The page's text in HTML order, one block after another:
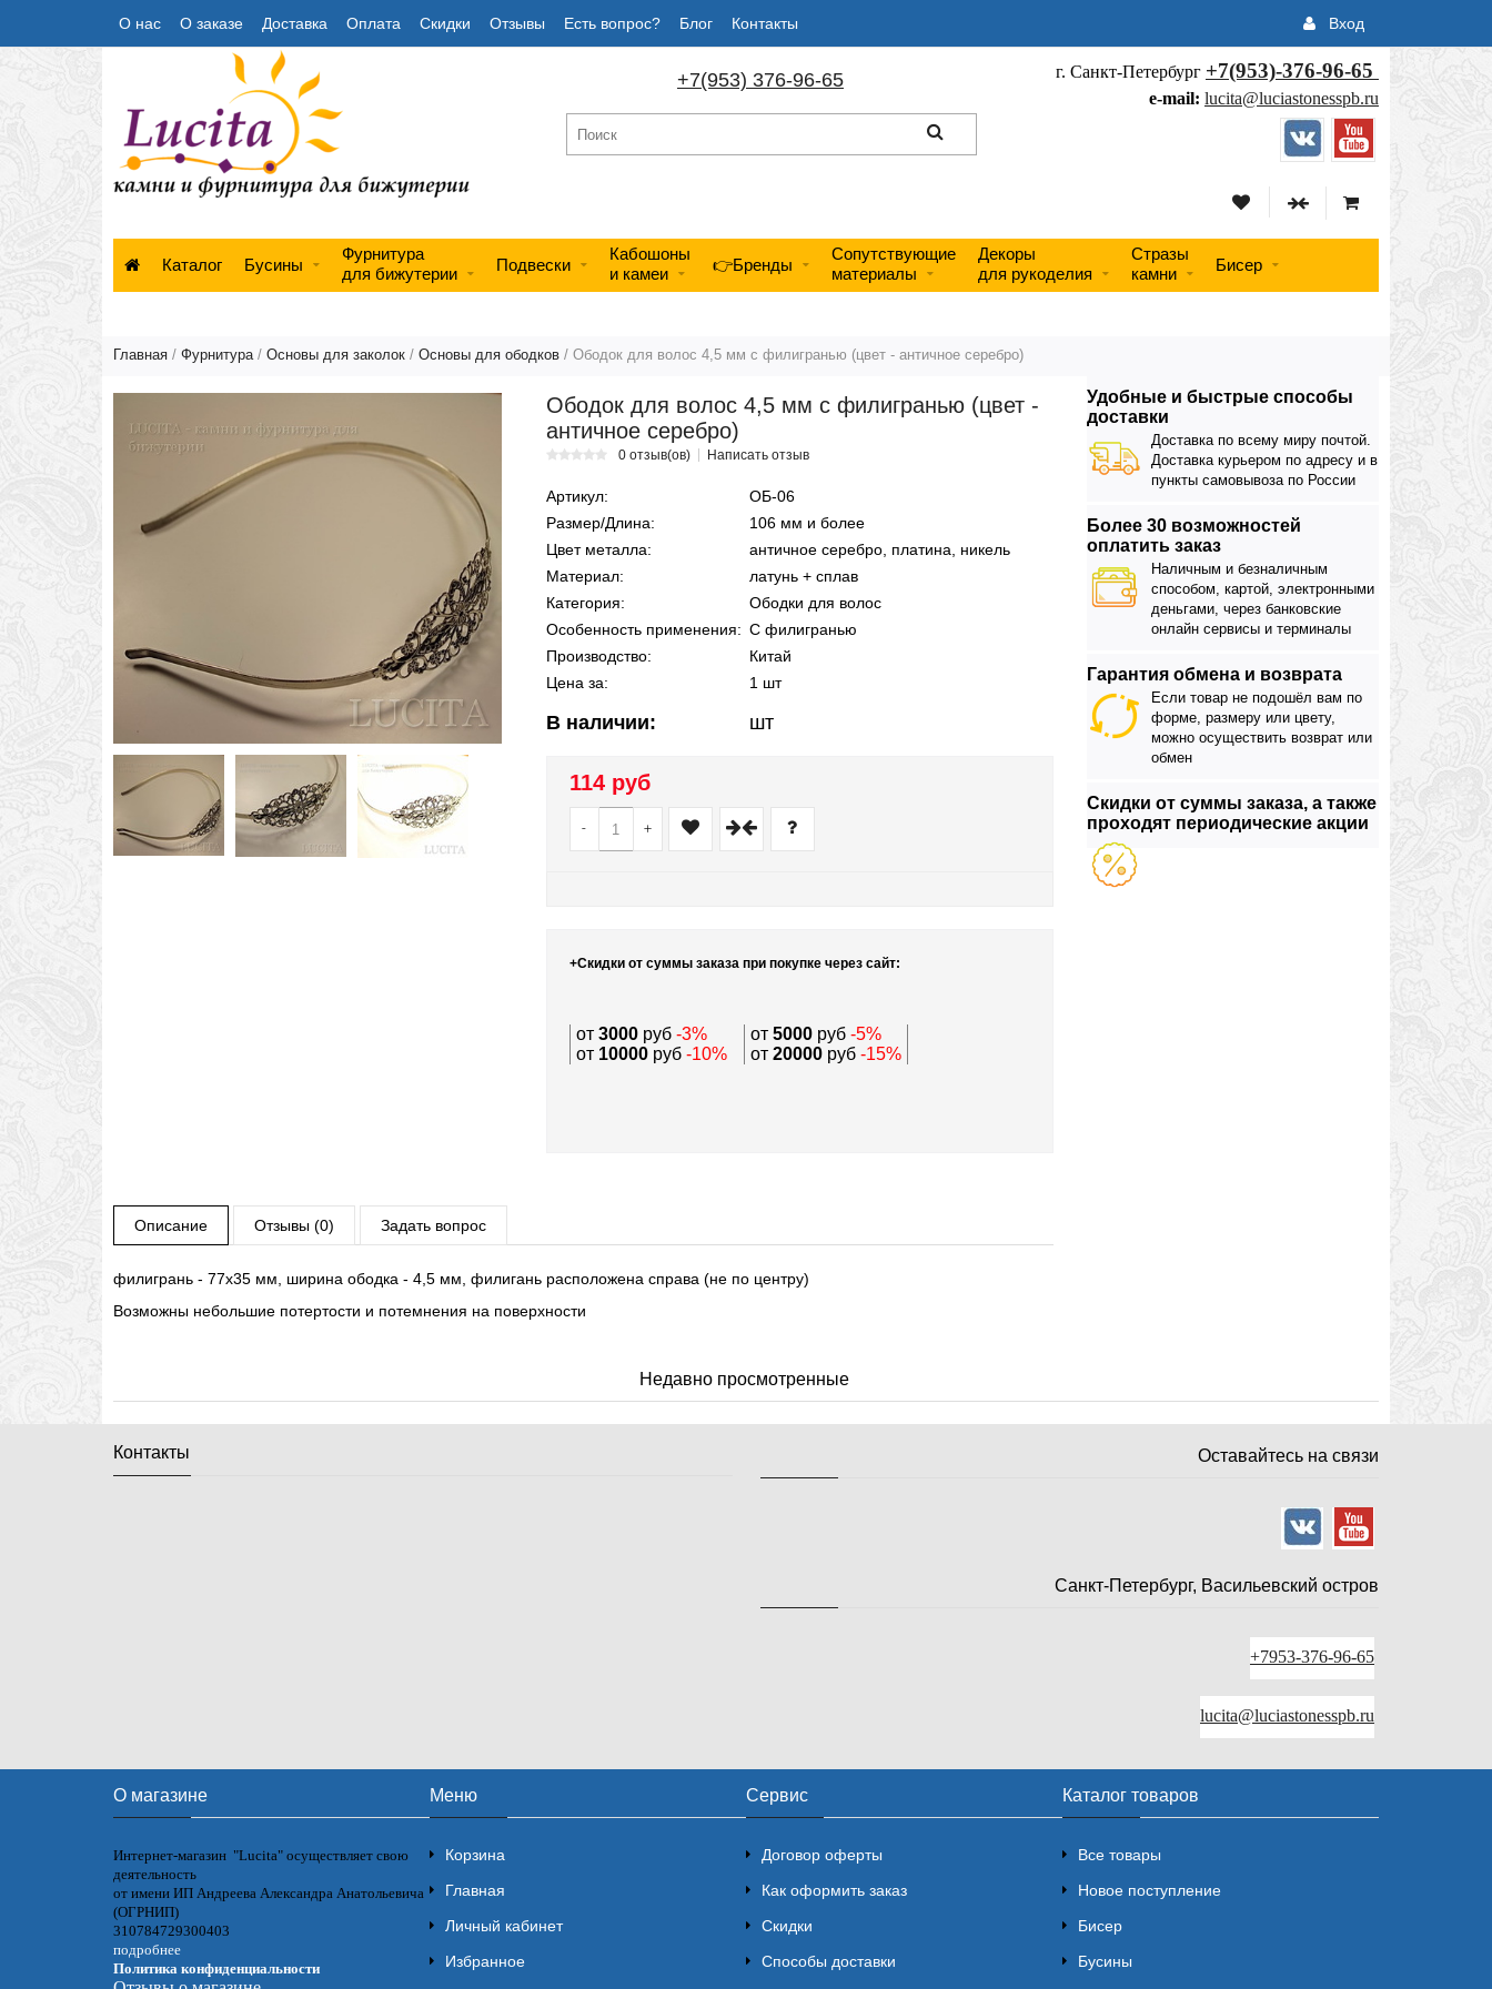
О нас О заказе Доставка Оплата Скидки Отзывы Есть вопрос? Блог Контакты Вход
г. Санкт-Петербург +7(953)-376-96-65
e-mail: lucita@luciastonesspb.ru
+7(953) 376-96-65
Каталог Бусины
Фурнитура
для бижутерии
Подвески
Кабошоны
и камеи
👉Бренды
Сопутствующие
материалы
Декоры
для рукоделия
Стразы
камни
Бисер
Главная / Фурнитура/ Основы для заколок / Основы для ободков / Ободок для волос 4,5 мм с филигранью (цвет - античное серебро)
Удобные и быстрые способы
доставки
Доставка по всему миру почтой.
Доставка курьером по адресу и в
пункты самовывоза по России
Более 30 возможностей
оплатить заказ
Наличным и безналичным
способом, картой, электронными
деньгами, через банковские
онлайн сервисы и терминалы
Гарантия обмена и возврата
Если товар не подошёл вам по
форме, размеру или цвету,
можно осуществить возврат или
обмен
Скидки от суммы заказа, а также
проходят периодические акции
Ободок для волос 4,5 мм с филигранью (цвет -
античное серебро)
0 отзыв(ов) Написать отзыв
Артикул:
ОБ-06
Размер/Длина:
106 мм и более
Цвет металла:
античное серебро, платина, никель
Материал:
латунь + сплав
Категория:
Ободки для волос
Особенность применения: С филигранью
Производство:
Китай
Цена за:
1 шт
В наличии: шт
114 руб
- +
+Скидки от суммы заказа при покупке через сайт:
от3000руб -3% от 5000руб-5%
от 10000руб -10% от 20000руб -15%
Описание Отзывы (0) Задать вопрос
филигрань - 77х35 мм, ширина ободка - 4,5 мм, филигань расположена справа (не по центру)
Возможны небольшие потертости и потемнения на поверхности
Недавно просмотренные
Контакты Оставайтесь на связи
Санкт-Петербург, Васильевский остров
+7953-376-96-65
lucita@luciastonesspb.ru
О магазине
Интернет-магазин "Lucita" осуществляет свою
деятельность
от имени ИП Андреева Александра Анатольевича
(ОГРНИП)
310784729300403
подробнее
Политика конфиденциальности
Меню
Корзина
Главная
Личный кабинет
Избранное
Сервис
Договор оферты
Как оформить заказ
Скидки
Способы доставки
Каталог товаров
Все товары
Новое поступление
Бисер
Бусины